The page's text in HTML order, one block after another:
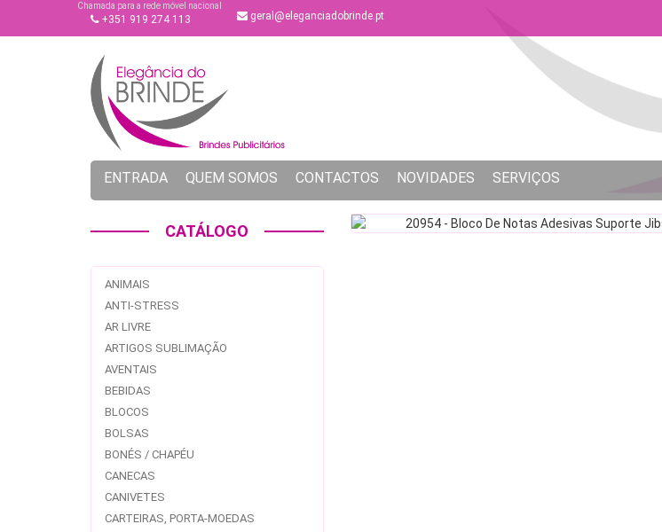
Chamada para a rede móvel nacional
+351 919 274 113 geral@eleganciadobrinde.pt
ENTRADA QUEM SOMOS CONTACTOS NOVIDADES SERVIÇOS
CATÁLOGO
ANIMAIS
ANTI-STRESS
AR LIVRE
ARTIGOS SUBLIMAÇÃO
AVENTAIS
BEBIDAS
BLOCOS
BOLSAS
BONÉS / CHAPÉU
CANECAS
CANIVETES
CARTEIRAS, PORTA-MOEDAS